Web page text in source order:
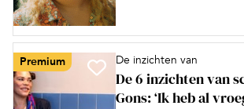
Premium De inzichten van
De 6 inzichten van
Gons: ‘Ik heb al